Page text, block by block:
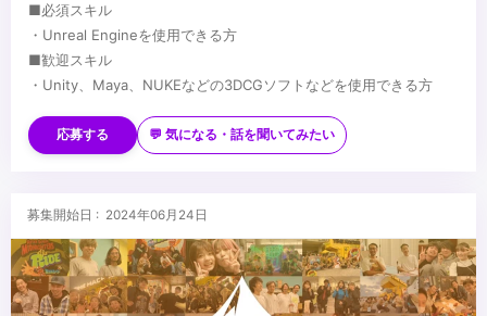
■必須スキル
・Unreal Engineを使用できる方
■歓迎スキル
・Unity、Maya、NUKEなどの3DCGソフトなどを使用できる方
応募する 💬 気になる・話を聞いてみたい
募集開始日 : 2024年06月24日